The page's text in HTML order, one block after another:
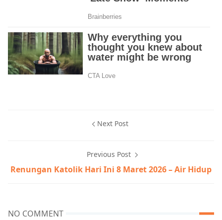
Next Post
Previous Post
Renungan Katolik Hari Ini 8 Maret 2026 – Air Hidup
NO COMMENT